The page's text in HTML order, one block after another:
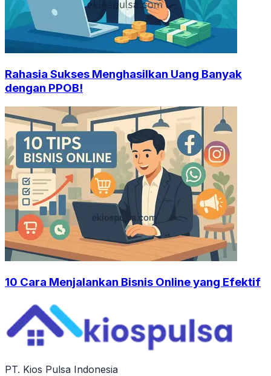
Rahasia Sukses Menghasilkan Uang Banyak
dengan PPOB!
10 Cara Menjalankan Bisnis Online yang Efektif
PT. Kios Pulsa Indonesia